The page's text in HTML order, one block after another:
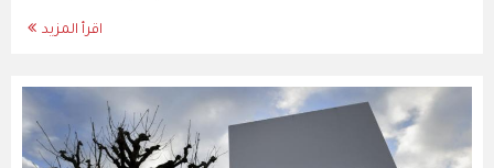
اقرأ المزيد